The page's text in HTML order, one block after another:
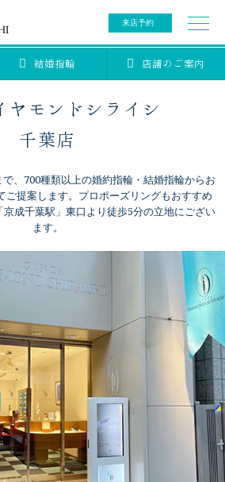
来店予約
結婚指輪 店舗のご案内
0078-6000-5222
ー
リー
ン
こだわり
ヤモンドシライシ
千葉店
、700種類以上の婚約指輪・結婚指輪からお
ご提案します。プロポーズリングもおすすめ
成千葉駅」東口より徒歩5分の立地にござい
ます。